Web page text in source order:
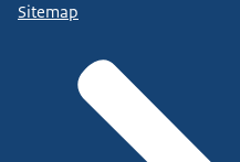
Sitemap